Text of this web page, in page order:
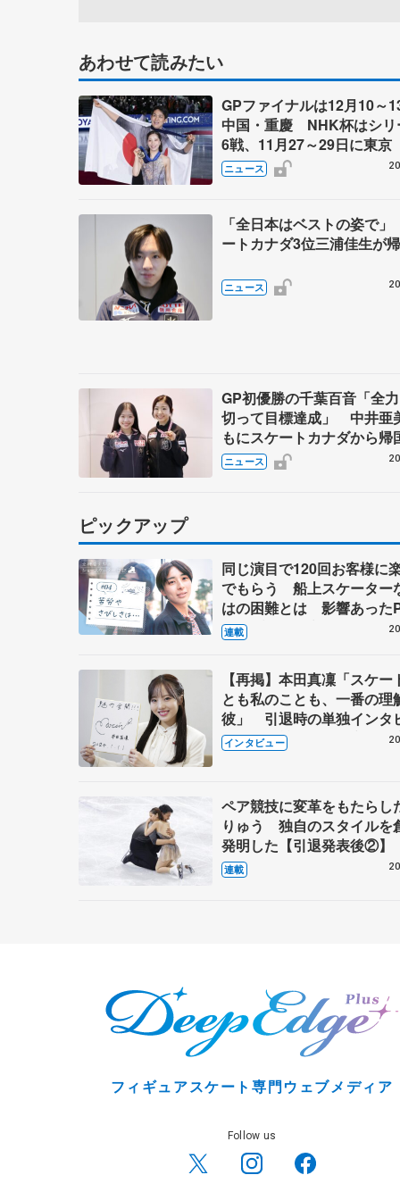
あわせて読みたい
GPファイナルは12月10～
中国・重慶 NHK杯はシリ
6戦、11月27～29日に東
～27年シーズン、国際スケ
盟発表
ニュース
「全日本はベストの姿で
ートカナダ3位三浦佳生が
ニュース
GP初優勝の千葉百音「全
切って目標達成」 中井亜
もにスケートカナダから帰
ニュース
ピックアップ
同じ演目で120回お客様に
でもらう 船上スケーター
はの困難とは 影響あった
キャプテン松永さんの存在
連載
【再掲】本田真凜「スケー
とも私のことも、一番の理
彼」 引退時の単独インタ
で語った競技人生や家族、
これからの夢…
インタビュー
ペア競技に変革をもたらし
りゅう 独自のスタイルを
発明した【引退発表後②】
連載
フィギュアスケート専門ウェブメディア
Follow us